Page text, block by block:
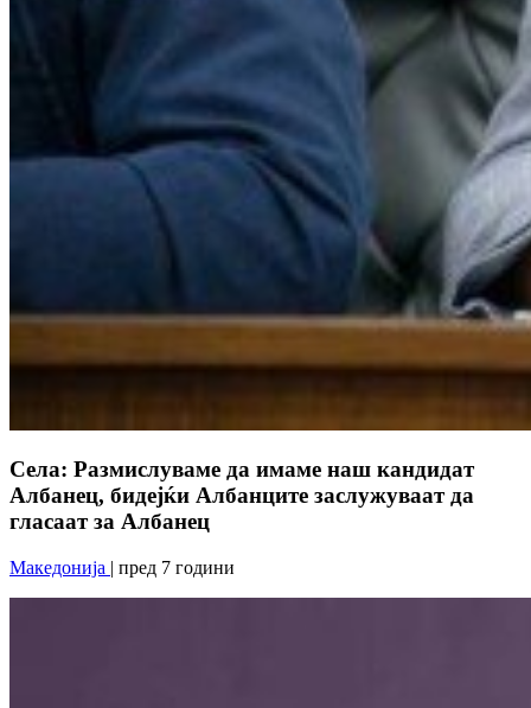
Села: Размислуваме да имаме наш кандидат
Албанец, бидејќи Албанците заслужуваат да
гласаат за Албанец
Македонија | пред 7 години